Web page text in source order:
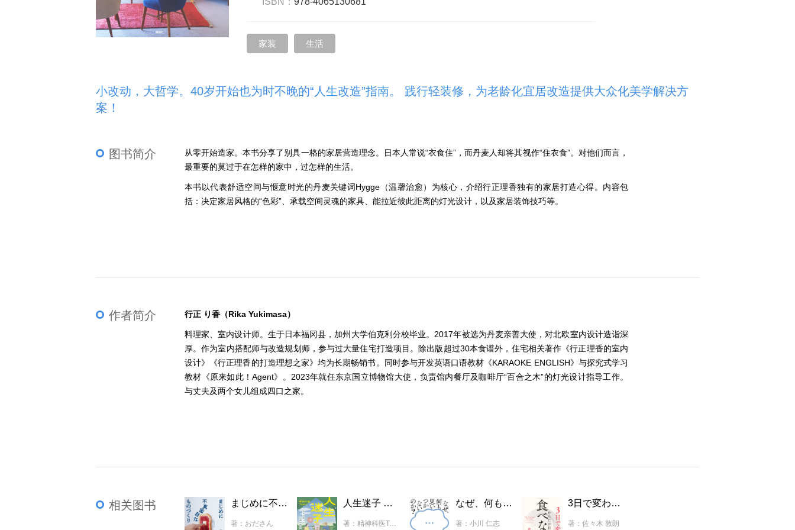
家装 生活
小改动，大哲学。40岁开始也为时不晚的“人生改造”指南。 践行轻装修，为老龄化宜居改造提供大众化美学解决方
案！
图书简介
从零开始造家。本书分享了别具一格的家居营造理念。日本人常说“衣食住”，而丹麦人却将其视作“住衣食”。对他们而言，
最重要的莫过于在怎样的家中，过怎样的生活。
本书以代表舒适空间与惬意时光的丹麦关键词Hygge（温馨治愈）为核心，介绍行正理香独有的家居打造心得。内容包
括：决定家居风格的“色彩”、承载空间灵魂的家具、能拉近彼此距离的灯光设计，以及家居装饰技巧等。
作者简介 行正 り香（Rika Yukimasa）
料理家、室内设计师。生于日本福冈县，加州大学伯克利分校毕业。2017年被选为丹麦亲善大使，对北欧室内设计造诣深
厚。作为室内搭配师与改造规划师，参与过大量住宅打造项目。除出版超过30本食谱外，住宅相关著作《行正理香的室内
设计》《行正理香的打造理想之家》均为长期畅销书。同时参与开发英语口语教材《KARAOKE ENGLISH》与探究式学习
教材《原来如此！Agent》。2023年就任东京国立博物馆大使，负责馆内餐厅及咖啡厅“百合之木”的灯光设计指导工作。
与丈夫及两个女儿组成四口之家。
相关图书 まじめに不真面目なものづくり 本物みたいなクラフト作品集
著：おださん
人生迷子 立ち止まったときの処方箋
著：精神科医Tomy
なぜ、何も思いつかないのか？ 自分の頭で考える力がつく「問い」の技術
著：小川 仁志
3日で変わる からだが目覚める「食べない力」 細胞レベルで整う、生命科学者が実践するシンプルな習慣
著：佐々木 敦朗